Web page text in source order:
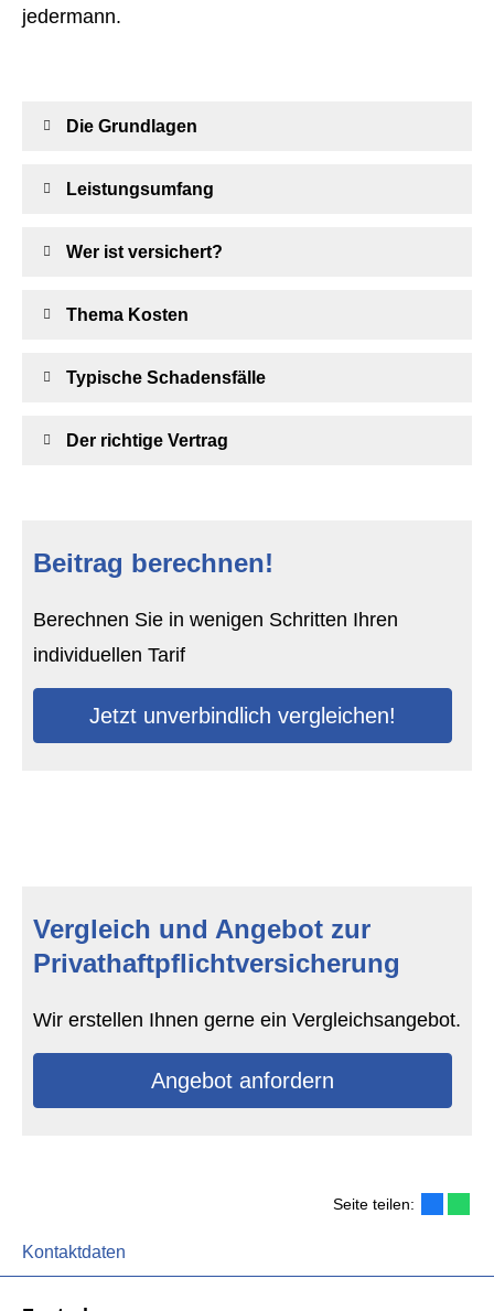
jedermann.
Die Grundlagen
Leistungsumfang
Wer ist versichert?
Thema Kosten
Typische Schadensfälle
Der richtige Vertrag
Beitrag berechnen!
Berechnen Sie in wenigen Schritten Ihren
individuellen Tarif
Jetzt unverbindlich ver­gleichen!
Vergleich und Angebot zur
Privathaftpflichtversicherung
Wir erstellen Ihnen gerne ein Vergleichsangebot.
An­ge­bot an­for­dern
Seite teilen:
Kontaktdaten